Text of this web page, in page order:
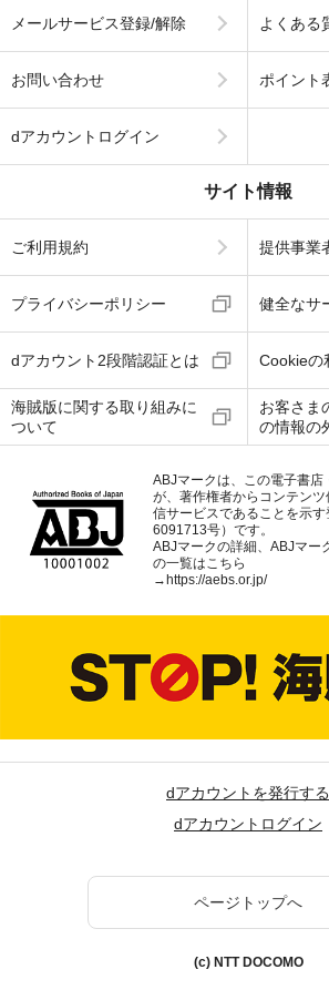
メールサービス登録/解除 よくある
お問い合わせ ポイント
dアカウントログイン
サイト情報
ご利用規約 提供事業
プライバシーポリシー 健全なサ
dアカウント2段階認証とは Cookieの
海賊版に関する取り組みに
ついて
お客さま
の情報の
ABJマークは、この電子書店
が、著作権者からコンテン
信サービスであることを示
6091713号）です。
ABJマークの詳細、ABJマー
の一覧はこちら
→https://aebs.or.jp/
dアカウントを発行する
dアカウントログイン
ページトップへ
(c) NTT DOCOMO